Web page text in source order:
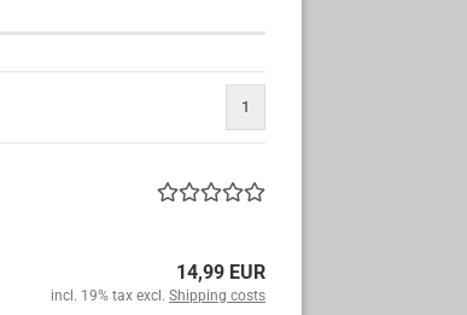
1
14,99 EUR
incl. 19% tax excl. Shipping costs